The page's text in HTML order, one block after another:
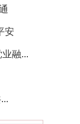
安
融...